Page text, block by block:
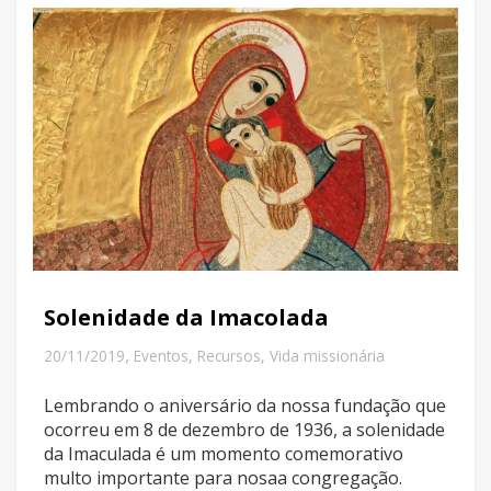
Solenidade da Imacolada
20/11/2019, Eventos, Recursos, Vida missionária
Lembrando o aniversário da nossa fundação que
ocorreu em 8 de dezembro de 1936, a solenidade
da Imaculada é um momento comemorativo
multo importante para nosaa congregação.